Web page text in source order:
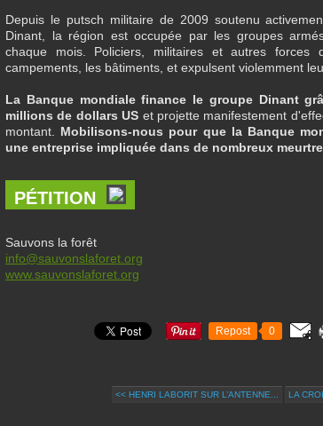
Depuis le putsch militaire de 2009 soutenu
Dinant, la région est occupée par les groupes
chaque mois. Policiers, militaires et autres forces
campements, les bâtiments, et expulsent violemment
La Banque mondiale finance le groupe Dinant
millions de dollars US et projette manifestement
montant. Mobilisons-nous pour que la Banque
une entreprise impliquée dans de nombreux
PÉTITION
Sauvons la forêt
info@sauvonslaforet.org
www.sauvonslaforet.org
Repost 0
<< HENRI LABORIT SUR L’ANTENNE... LA